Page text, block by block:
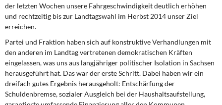
Rosa-Luxemburg-Stiftung
Über mich
Kontakt
der letzten Wochen unsere Fahrgeschwindigkeit deutlich erhöhen
und rechtzeitig bis zur Landtagswahl im Herbst 2014 unser Ziel
erreichen.
Partei und Fraktion haben sich auf konstruktive Verhandlungen mit
den anderen im Landtag vertretenen demokratischen Kräften
eingelassen, was uns aus langjähriger politischer Isolation in Sachsen
herausgeführt hat. Das war der erste Schritt. Dabei haben wir ein
dreifach gutes Ergebnis herausgeholt: Entschärfung der
Schuldenbremse, sozialer Ausgleich bei der Haushaltsaufstellung,